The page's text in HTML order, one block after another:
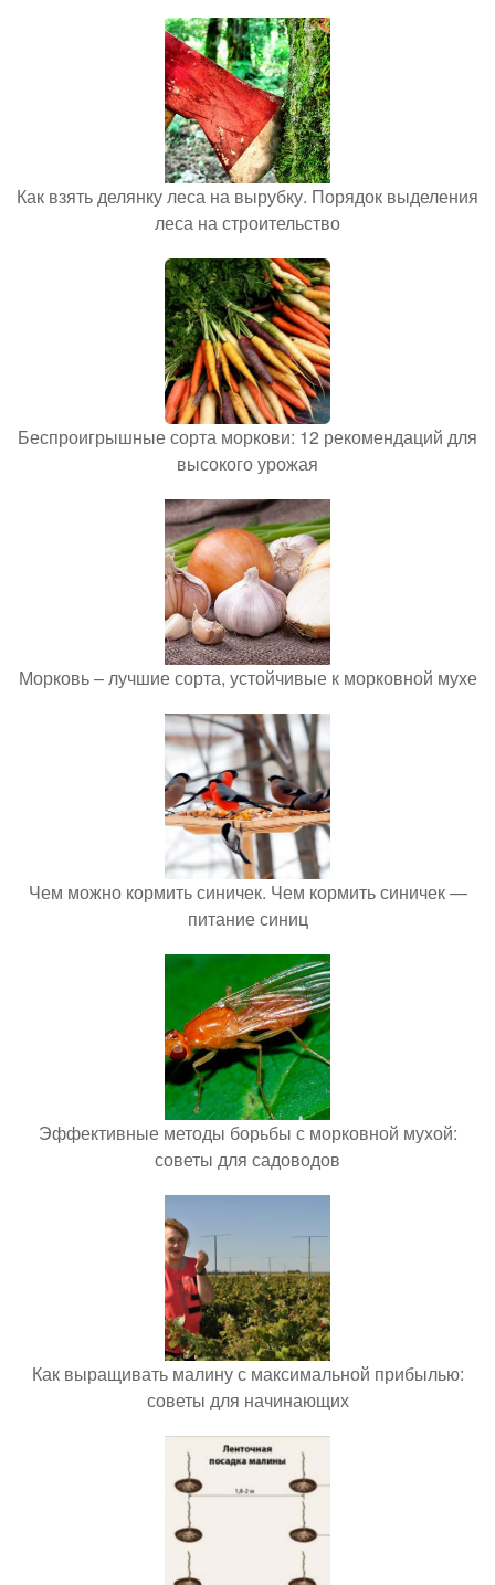
Как взять делянку леса на вырубку. Порядок выделения
леса на строительство
Беспроигрышные сорта моркови: 12 рекомендаций для
высокого урожая
Морковь – лучшие сорта, устойчивые к морковной мухе
Чем можно кормить синичек. Чем кормить синичек —
питание синиц
Эффективные методы борьбы с морковной мухой:
советы для садоводов
Как выращивать малину с максимальной прибылью:
советы для начинающих